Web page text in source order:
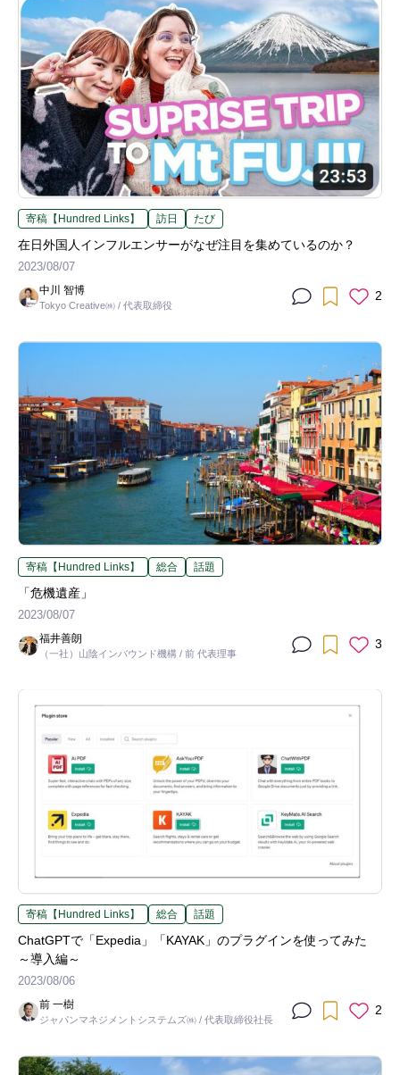
寄稿【Hundred Links】 訪日 たび
在日外国人インフルエンサーがなぜ注目を集めているのか？
2023/08/07
中川 智博
Tokyo Creative㈱ / 代表取締役
2
寄稿【Hundred Links】 総合 話題
「危機遺産」
2023/08/07
福井善朗
（一社）山陰インバウンド機構 / 前 代表理事
3
寄稿【Hundred Links】 総合 話題
ChatGPTで「Expedia」「KAYAK」のプラグインを使ってみた
～導入編～
2023/08/06
前 一樹
ジャパンマネジメントシステムズ㈱ / 代表取締役社長
2